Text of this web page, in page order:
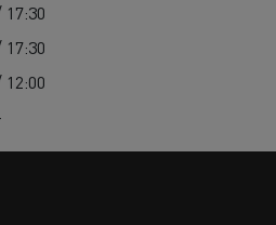
17:30
17:30
12:00